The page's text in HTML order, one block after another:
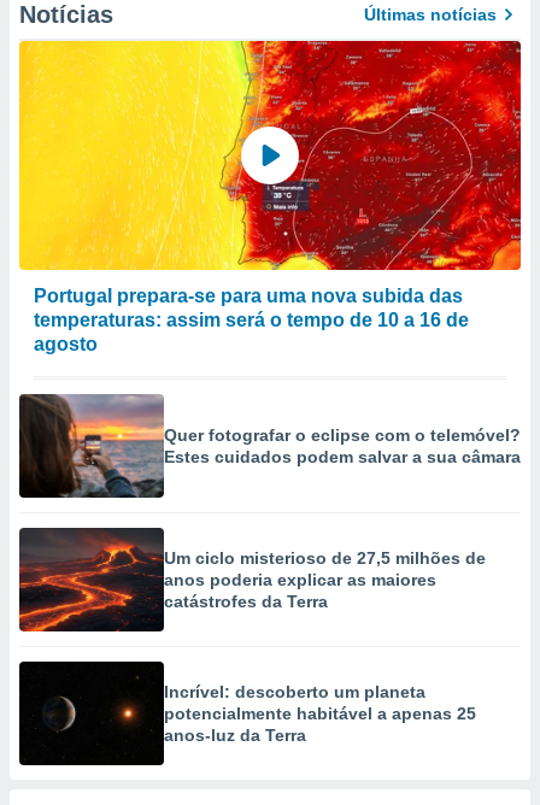
Notícias Últimas notícias
Portugal prepara-se para uma nova subida das
temperaturas: assim será o tempo de 10 a 16 de
agosto
Quer fotografar o eclipse com o telemóvel?
Estes cuidados podem salvar a sua câmara
Um ciclo misterioso de 27,5 milhões de
anos poderia explicar as maiores
catástrofes da Terra
Incrível: descoberto um planeta
potencialmente habitável a apenas 25
anos-luz da Terra